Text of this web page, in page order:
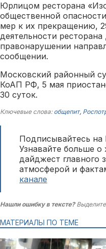
Юрлицом ресторана
общественной
мер к их прекращению,
деятельности
правонарушении
сообщении.
Московский районный
КоАП РФ, 5 мая
30 суток.
Ключевые слова: общепит,
Подписывайтесь на
Узнавайте больше о
дайджест главного
атмосферой и
канале
Нашли ошибку в тексте?
МАТЕРИАЛЫ ПО ТЕМЕ